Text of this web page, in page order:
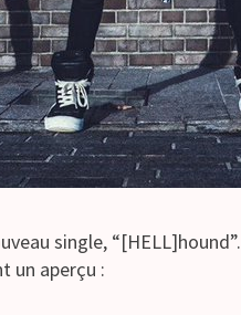
single, “[HELL]hound”.
un aperçu :